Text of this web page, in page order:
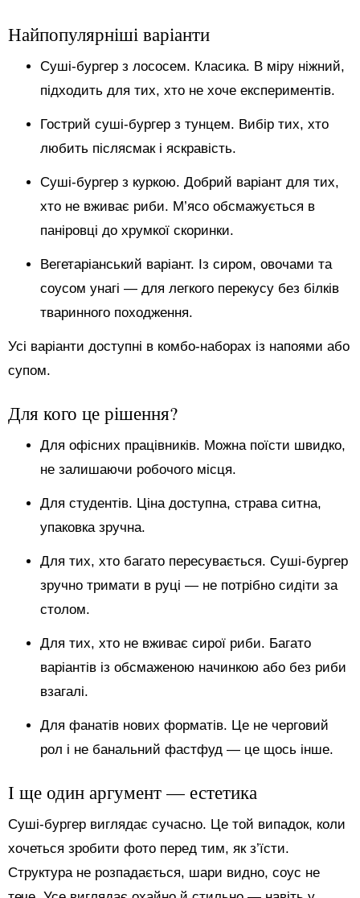
Найпопулярніші варіанти
Суші-бургер з лососем. Класика. В міру ніжний,
підходить для тих, хто не хоче експериментів.
Гострий суші-бургер з тунцем. Вибір тих, хто
любить післясмак і яскравість.
Суші-бургер з куркою. Добрий варіант для тих,
хто не вживає риби. М’ясо обсмажується в
паніровці до хрумкої скоринки.
Вегетаріанський варіант. Із сиром, овочами та
соусом унагі — для легкого перекусу без білків
тваринного походження.
Усі варіанти доступні в комбо-наборах із напоями або
супом.
Для кого це рішення?
Для офісних працівників. Можна поїсти швидко,
не залишаючи робочого місця.
Для студентів. Ціна доступна, страва ситна,
упаковка зручна.
Для тих, хто багато пересувається. Суші-бургер
зручно тримати в руці — не потрібно сидіти за
столом.
Для тих, хто не вживає сирої риби. Багато
варіантів із обсмаженою начинкою або без риби
взагалі.
Для фанатів нових форматів. Це не черговий
рол і не банальний фастфуд — це щось інше.
І ще один аргумент — естетика
Суші-бургер виглядає сучасно. Це той випадок, коли
хочеться зробити фото перед тим, як з’їсти.
Структура не розпадається, шари видно, соус не